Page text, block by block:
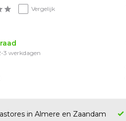
Vergelijk
3 werkdagen
in Almere en Zaandam